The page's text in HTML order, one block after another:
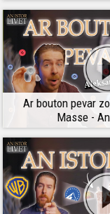
Ar bouton pevar
Masse -